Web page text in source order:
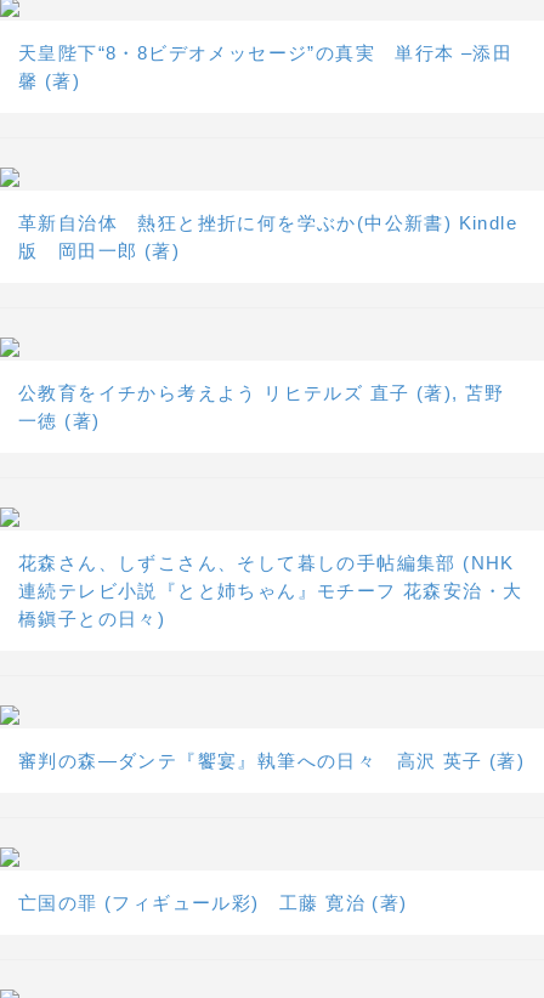
天皇陛下“8・8ビデオメッセージ”の真実 単行本 –添田
馨 (著)
革新自治体 熱狂と挫折に何を学ぶか(中公新書) Kindle
版 岡田一郎 (著)
公教育をイチから考えよう リヒテルズ 直子 (著), 苫野
一徳 (著)
花森さん、しずこさん、そして暮しの手帖編集部 (NHK
連続テレビ小説『とと姉ちゃん』モチーフ 花森安治・大
橋鎭子との日々)
審判の森―ダンテ『饗宴』執筆への日々 高沢 英子 (著)
亡国の罪 (フィギュール彩) 工藤 寛治 (著)